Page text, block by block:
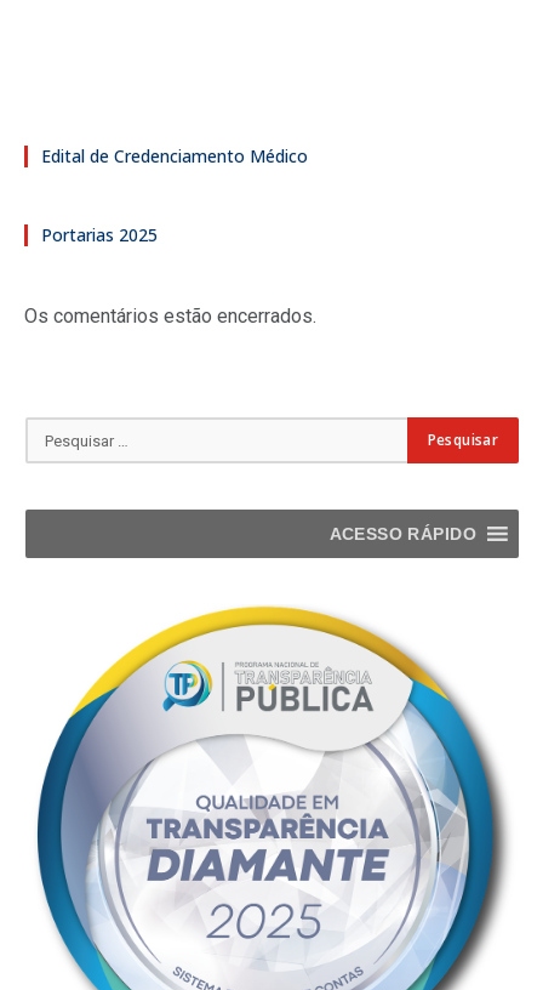
Edital de Credenciamento Médico
Portarias 2025
Os comentários estão encerrados.
ACESSO RÁPIDO